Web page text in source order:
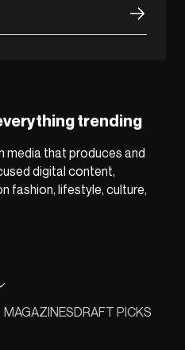
trending
media that produces and
digital content,
fashion, lifestyle, culture,
MAGAZINESDRAFT PICKS